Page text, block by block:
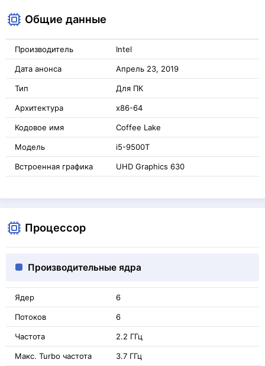
Общие данные
Производитель Intel
Дата анонса Апрель 23, 2019
Тип Для ПК
Архитектура x86-64
Кодовое имя Coffee Lake
Модель i5-9500T
Встроенная графика UHD Graphics 630
Процессор
Производительные ядра
Ядер 6
Потоков 6
Частота 2.2 ГГц
Макс. Turbo частота 3.7 ГГц